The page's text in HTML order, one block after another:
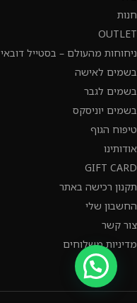
חנות
OUTLET
ניחוחות מהעולם – בסטייל דובאי
בשמים לאישה
בשמים לגבר
בשמים יוניסקס
טיפוח הגוף
אודותינו
GIFT CARD
תקנון רכישה באתר
החשבון שלי
צור קשר
מדיניות משלוחים